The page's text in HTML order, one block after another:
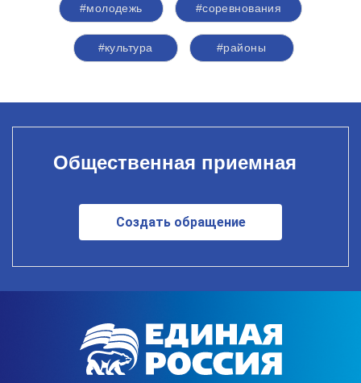
#молодежь #соревнования
#культура #районы
Общественная приемная
Создать обращение